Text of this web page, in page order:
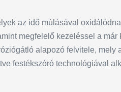
az idő múlásával
megfelelő kezeléssel a már
alapozó felvitele, mely
festékszóró technológiával